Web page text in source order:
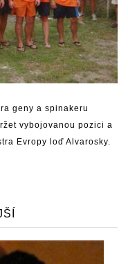
geny a spinakeru
vybojovanou pozici a
Evropy loď Alvarosky.